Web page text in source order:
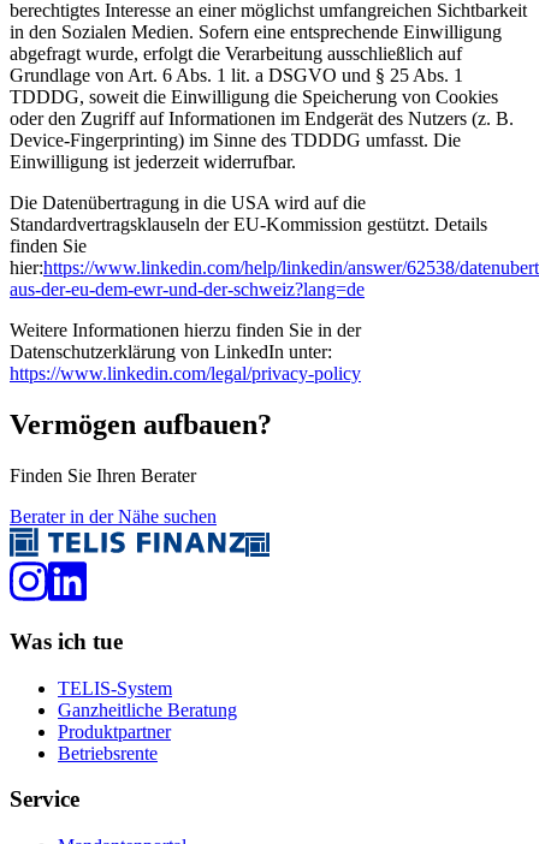
berechtigtes Interesse an einer möglichst umfangreichen Sichtbarkeit
in den Sozialen Medien. Sofern eine entsprechende Einwilligung
abgefragt wurde, erfolgt die Verarbeitung ausschließlich auf
Grundlage von Art. 6 Abs. 1 lit. a DSGVO und § 25 Abs. 1
TDDDG, soweit die Einwilligung die Speicherung von Cookies
oder den Zugriff auf Informationen im Endgerät des Nutzers (z. B.
Device-Fingerprinting) im Sinne des TDDDG umfasst. Die
Einwilligung ist jederzeit widerrufbar.
Die Datenübertragung in die USA wird auf die
Standardvertragsklauseln der EU-Kommission gestützt. Details
finden Sie
hier:https://www.linkedin.com/help/linkedin/answer/62538/
aus-der-eu-dem-ewr-und-der-schweiz?lang=de
Weitere Informationen hierzu finden Sie in der
Datenschutzerklärung von LinkedIn unter:
https://www.linkedin.com/legal/privacy-policy
Vermögen aufbauen?
Finden Sie Ihren Berater
Berater in der Nähe suchen
Was ich tue
TELIS-System
Ganzheitliche Beratung
Produktpartner
Betriebsrente
Service